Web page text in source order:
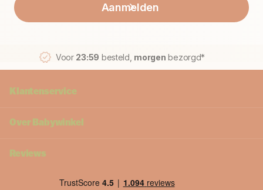
Aanmelden
Voor 23:59 besteld, morgen bezorgd*
Klantenservice
Over Babywinkel
Reviews